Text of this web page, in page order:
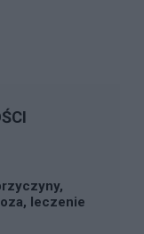
leczenie